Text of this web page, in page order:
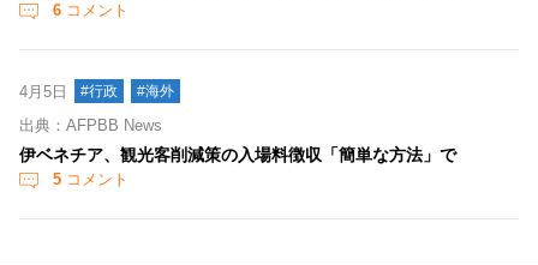
6 コメント
4月5日 #行政 #海外
出典：AFPBB News
伊ベネチア、観光客削減策の入場料徴収「簡単な方法」で
5 コメント